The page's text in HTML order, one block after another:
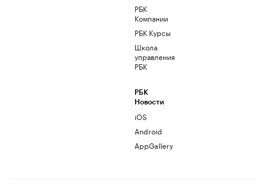
РБК
Компании
РБК Курсы
Школа
управления
РБК
РБК
Новости
iOS
Android
AppGallery